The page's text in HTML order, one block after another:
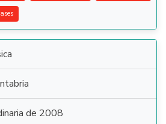
de 2008